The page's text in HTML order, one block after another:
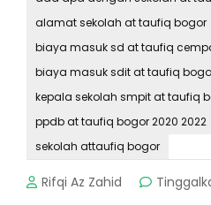
alamat sekolah at taufiq bogor
biaya masuk sd at taufiq
biaya masuk sdit at taufiq
kepala sekolah smpit at taufiq
ppdb at taufiq bogor 2020 2022
sekolah attaufiq bogor
Rifqi Az Zahid